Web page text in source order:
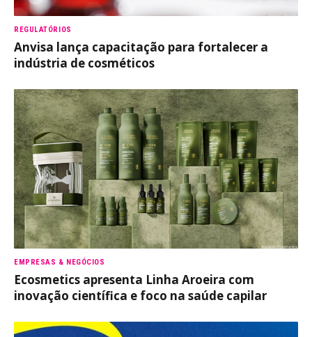
REGULATÓRIOS
Anvisa lança capacitação para fortalecer a
indústria de cosméticos
EMPRESAS & NEGÓCIOS
Ecosmetics apresenta Linha Aroeira com
inovação científica e foco na saúde capilar